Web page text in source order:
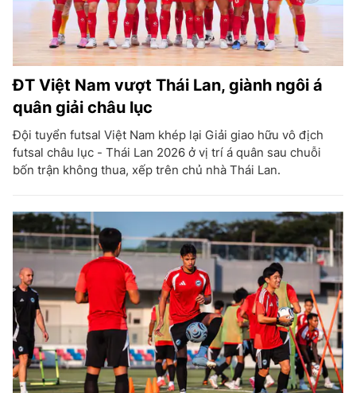
ĐT Việt Nam vượt Thái Lan, giành ngôi á
quân giải châu lục
Đội tuyển futsal Việt Nam khép lại Giải giao hữu vô địch
futsal châu lục - Thái Lan 2026 ở vị trí á quân sau chuỗi
bốn trận không thua, xếp trên chủ nhà Thái Lan.